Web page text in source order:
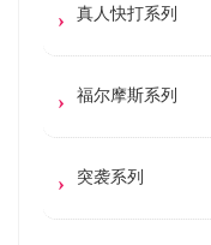
真人快打系列
福尔摩斯系列
突袭系列